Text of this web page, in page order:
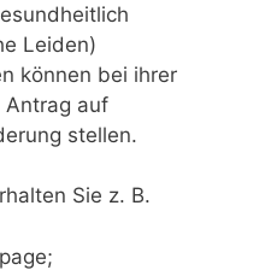
Leiden)
können bei ihrer
Antrag auf
stellen.
Sie z. B.